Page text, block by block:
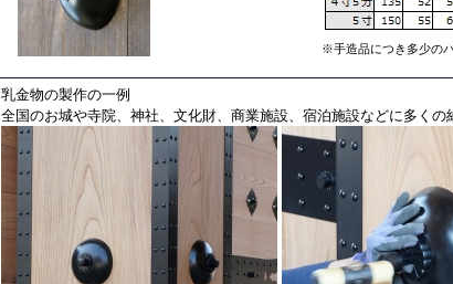
※手造品につき多少の
乳金物の製作の一例
全国のお城や寺院、神社、文化財、商業施設、宿泊施設などに多くの